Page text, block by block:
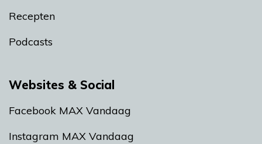
Recepten
Podcasts
Websites & Social
Facebook MAX Vandaag
Instagram MAX Vandaag